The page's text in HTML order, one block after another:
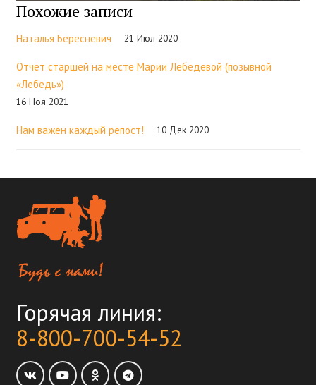
Похожие записи
Наталья Бересневич 21 Июл 2020
Отчёт старшей на месте Марии Лебедевой (позывной
«Лебедь»)
16 Ноя 2021
Нам важен каждый репост! 10 Дек 2020
Горячая линия:
8-800-700-54-52